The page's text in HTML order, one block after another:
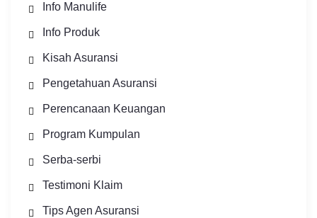
Info Manulife
Info Produk
Kisah Asuransi
Pengetahuan Asuransi
Perencanaan Keuangan
Program Kumpulan
Serba-serbi
Testimoni Klaim
Tips Agen Asuransi